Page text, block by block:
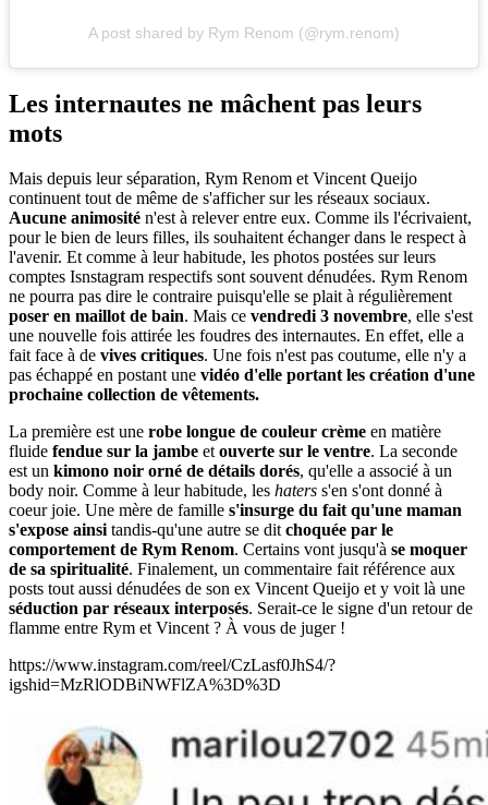
A post shared by Rym Renom (@rym.renom)
Les internautes ne mâchent pas leurs
mots
Mais depuis leur séparation, Rym Renom et Vincent Queijo
continuent tout de même de s'afficher sur les réseaux sociaux.
Aucune animosité n'est à relever entre eux. Comme ils l'écrivaient,
pour le bien de leurs filles, ils souhaitent échanger dans le respect à
l'avenir. Et comme à leur habitude, les photos postées sur leurs
comptes Isnstagram respectifs sont souvent dénudées. Rym Renom
ne pourra pas dire le contraire puisqu'elle se plait à régulièrement
poser en maillot de bain. Mais ce vendredi 3 novembre, elle s'est
une nouvelle fois attirée les foudres des internautes. En effet, elle a
fait face à de vives critiques. Une fois n'est pas coutume, elle n'y a
pas échappé en postant une vidéo d'elle portant les création d'une
prochaine collection de vêtements.
La première est une robe longue de couleur crème en matière
fluide fendue sur la jambe etouverte sur le ventre. La seconde
est un kimono noir orné de détails dorés, qu'elle a associé à un
body noir. Comme à leur habitude, les haters s'en s'ont donné à
coeur joie. Une mère de famille s'insurge du fait qu'une maman
s'expose ainsitandis-qu'une autre se ditchoquée par le
comportement de Rym Renom. Certains vont jusqu'à se moquer
de sa spiritualité. Finalement, un commentaire fait référence aux
posts tout aussi dénudées de son ex Vincent Queijo et y voit là une
séduction par réseaux interposés. Serait-ce le signe d'un retour de
flamme entre Rym et Vincent ? À vous de juger !
https://www.instagram.com/reel/CzLasf0JhS4/?
igshid=MzRlODBiNWFlZA%3D%3D